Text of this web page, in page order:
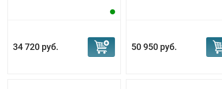
34 720 руб. 50 950 руб.